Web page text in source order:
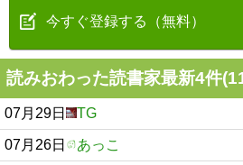
今すぐ登録する（無料）
読みおわった読書家最新4件
07月29日 TG
07月26日 あっこ